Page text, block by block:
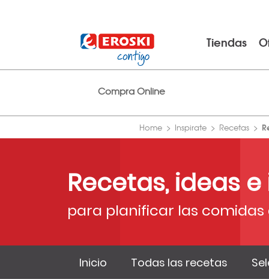
Tiendas
Compra Online
Home Inspirate Recetas
Recetas, ideas
para planificar las
Inicio Todas las recetas